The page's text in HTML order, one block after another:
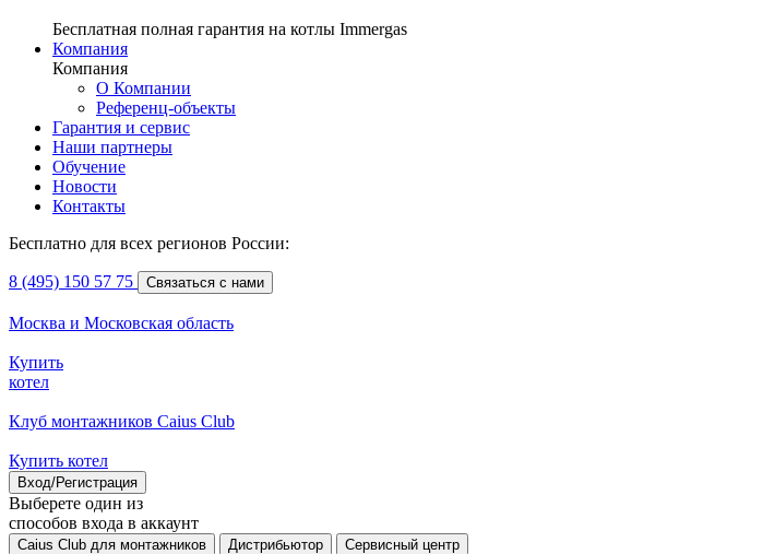
Бесплатная полная гарантия на котлы Immergas
Компания
Компания
О Компании
Референц-объекты
Гарантия и сервис
Наши партнеры
Обучение
Новости
Контакты
Бесплатно для всех регионов России:
8 (495) 150 57 75 Связаться с нами
Москва и Московская область
Купить
котел
Клуб монтажников Caius Club
Купить котел
Вход/Регистрация
Выберете один из
способов входа в аккаунт
Caius Club для монтажников Дистрибьютор Сервисный центр